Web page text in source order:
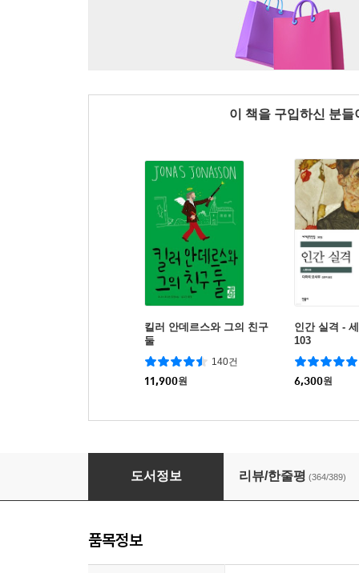
이 책을 구입하신 분
킬러 안데르스와 그의 친구
둘
140건
11,900원
인간 실격 -
103
6,300원
창문 넘어 도망친 100세 노인
도서정보 리뷰/한줄평 (364/389)
품목정보